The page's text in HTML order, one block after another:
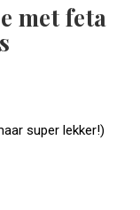
met feta
super lekker!)